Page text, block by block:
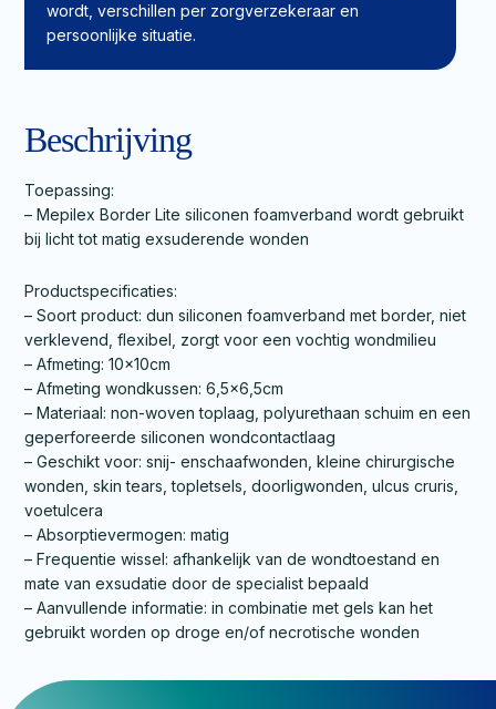
wordt, verschillen per zorgverzekeraar en
persoonlijke situatie.
Beschrijving
Toepassing:
– Mepilex Border Lite siliconen foamverband wordt gebruikt
bij licht tot matig exsuderende wonden
Productspecificaties:
– Soort product: dun siliconen foamverband met border, niet
verklevend, flexibel, zorgt voor een vochtig wondmilieu
– Afmeting: 10x10cm
– Afmeting wondkussen: 6,5×6,5cm
– Materiaal: non-woven toplaag, polyurethaan schuim en een
geperforeerde siliconen wondcontactlaag
– Geschikt voor: snij- enschaafwonden, kleine chirurgische
wonden, skin tears, topletsels, doorligwonden, ulcus cruris,
voetulcera
– Absorptievermogen: matig
– Frequentie wissel: afhankelijk van de wondtoestand en
mate van exsudatie door de specialist bepaald
– Aanvullende informatie: in combinatie met gels kan het
gebruikt worden op droge en/of necrotische wonden